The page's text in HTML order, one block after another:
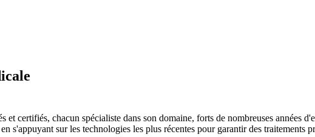
et certifiés, chacun spécialiste dans son domaine, forts de nombreuses années
s'appuyant sur les technologies les plus récentes pour garantir des traitements